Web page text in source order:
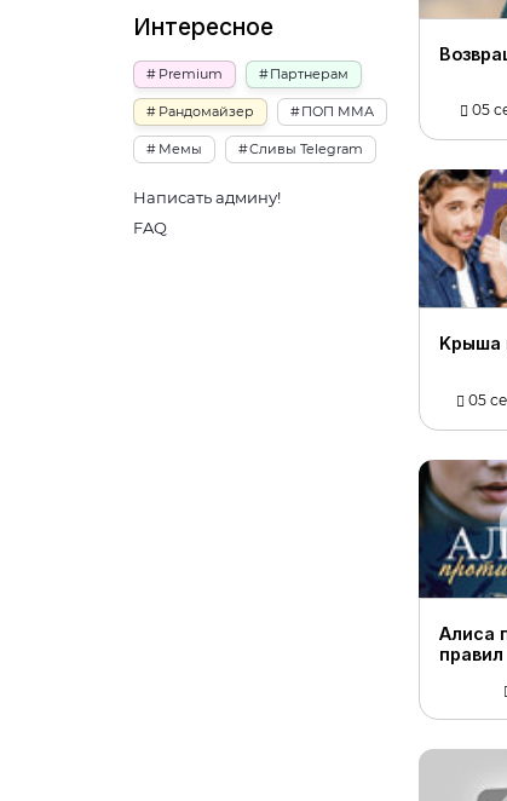
Интересное
Premium Партнерам
Рандомайзер ПОП ММА
Мемы Сливы Telegram
Написать админу!
FAQ
05
Kpышa
05
Алиса
правил